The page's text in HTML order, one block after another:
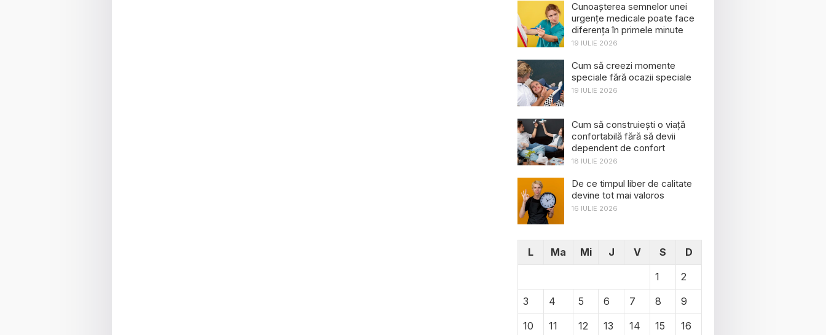
Cunoașterea semnelor unei
urgențe medicale poate face
diferența în primele minute
19 IULIE 2026
Cum să creezi momente
speciale fără ocazii speciale
19 IULIE 2026
Cum să construiești o viață
confortabilă fără să devii
dependent de confort
18 IULIE 2026
De ce timpul liber de calitate
devine tot mai valoros
16 IULIE 2026
L Ma Mi J V S
D
1
2
3
4 5 6 7 8
9
10
11 12 13 14 15 16